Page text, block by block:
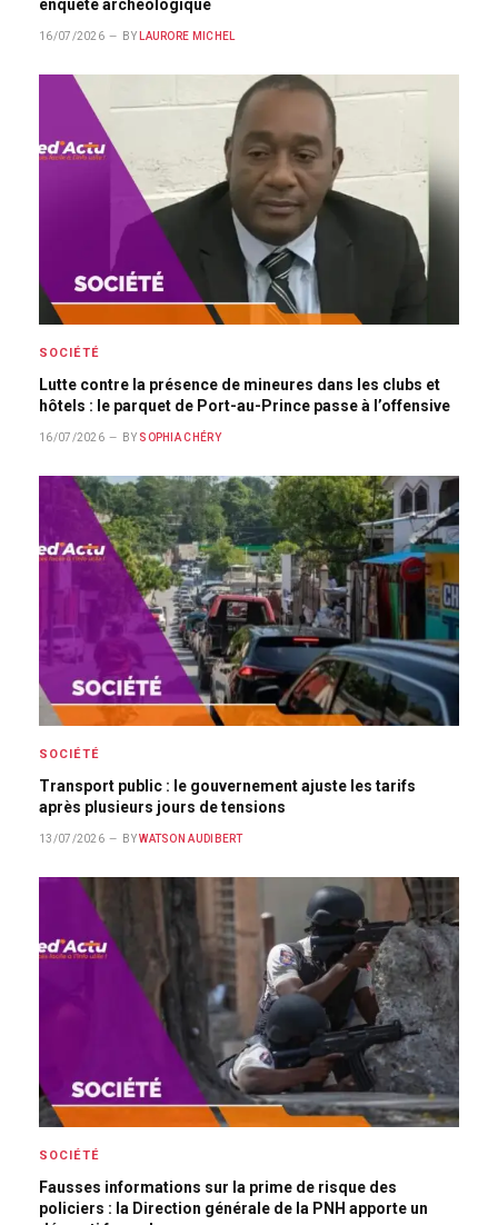
enquête archéologique
16/07/2026 BY LAURORE MICHEL
SOCIÉTÉ
Lutte contre la présence de mineures dans les clubs et
hôtels : le parquet de Port-au-Prince passe à l’offensive
16/07/2026 BY SOPHIA CHÉRY
SOCIÉTÉ
Transport public : le gouvernement ajuste les tarifs
après plusieurs jours de tensions
13/07/2026 BY WATSON AUDIBERT
SOCIÉTÉ
Fausses informations sur la prime de risque des
policiers : la Direction générale de la PNH apporte un